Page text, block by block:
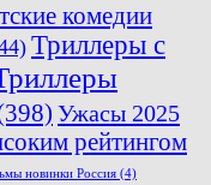
комедии
Триллеры с
Ужасы 2025
рейтингом
новинки Россия (4)